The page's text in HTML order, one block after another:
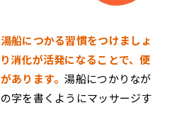
船につかる習慣をつけましょ
消化が活発になることで、便
あります。湯船につかりなが
字を書くようにマッサージす